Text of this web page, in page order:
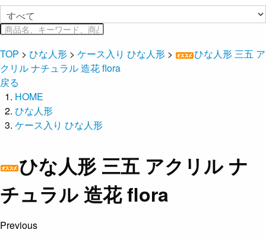
TOP > ひな人形 > ケース入り ひな人形 >
ひな人形 三五 ア
クリル ナチュラル 造花 flora
戻る
HOME
ひな人形
ケース入り ひな人形
ひな人形 三五 アクリル ナ
チュラル 造花 flora
Previous